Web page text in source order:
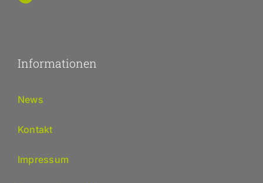
Informationen
News
Kontakt
Impressum